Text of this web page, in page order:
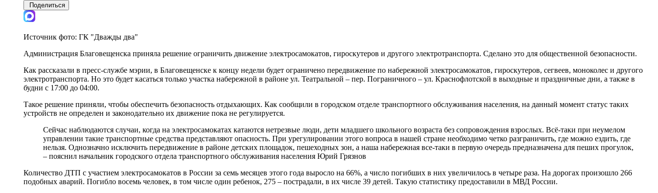
Поделиться
Источник фото: ГК "Дважды два"
Администрация Благовещенска приняла решение ограничить движение электросамокатов, гироскутеров и другого электротранспорта. Сделано это для общественной безопасности.
Как рассказали в пресс-службе мэрии, в Благовещенске к концу недели будет ограничено передвижение по набережной электросамокатов, гироскутеров, сегвеев, моноколес и другого
электротранспорта. Но это будет касаться только участка набережной в районе ул. Театральной – пер. Пограничного – ул. Краснофлотской в выходные и праздничные дни, а также в
будни с 17:00 до 04:00.
Такое решение приняли, чтобы обеспечить безопасность отдыхающих. Как сообщили в городском отделе транспортного обслуживания населения, на данный момент статус таких
устройств не определен и законодательно их движение пока не регулируется.
Сейчас наблюдаются случаи, когда на электросамокатах катаются нетрезвые люди, дети младшего школьного возраста без сопровождения взрослых. Всё-таки при неумелом
управлении такие транспортные средства представляют опасность. При урегулировании этого вопроса в нашей стране необходимо четко разграничить, где можно ездить, где
нельзя. Однозначно исключить передвижение в районе детских площадок, пешеходных зон, а наша набережная все-таки в первую очередь предназначена для пеших прогулок,
– пояснил начальник городского отдела транспортного обслуживания населения Юрий Грязнов
Количество ДТП с участием электросамокатов в России за семь месяцев этого года выросло на 66%, а число погибших в них увеличилось в четыре раза. На дорогах произошло 266
подобных аварий. Погибло восемь человек, в том числе один ребенок, 275 – пострадали, в их числе 39 детей. Такую статистику предоставили в МВД России.